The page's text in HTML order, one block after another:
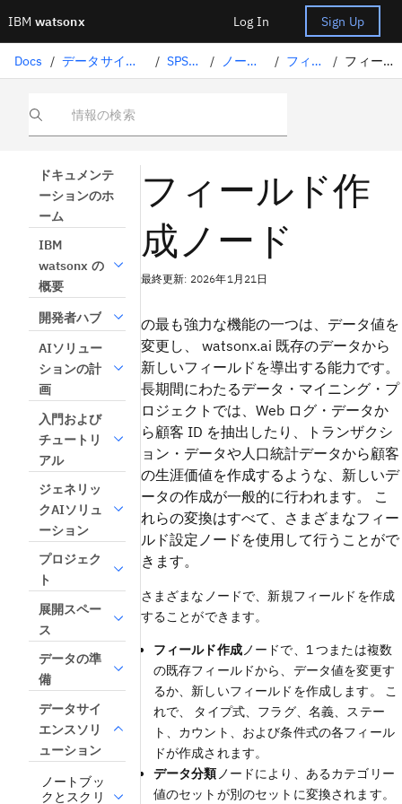
IBM watsonx Log In Sign Up
Docs / データサイエンスソリューション / SPSS Modeler / ノード・パレット / フィールド操作 / フィールド作成ノード
情報の検索
ドキュメンテ
ーションのホ
ーム
IBM
watsonx の
概要
開発者ハブ
AIソリュー
ションの計
画
入門および
チュートリ
アル
ジェネリッ
クAIソリュ
ーション
プロジェク
ト
展開スペー
ス
データの準
備
データサイ
エンスソリ
ューション
ノートブッ
クとスクリ
フィールド作
成ノード
最終更新: 2026年1月21日
の最も強力な機能の一つは、データ値を
変更し、 watsonx.ai 既存のデータから
新しいフィールドを導出する能力です。
長期間にわたるデータ・マイニング・プ
ロジェクトでは、Web ログ・データか
ら顧客 ID を抽出したり、トランザクシ
ョン・データや人口統計データから顧客
の生涯価値を作成するような、新しいデ
ータの作成が一般的に行われます。 こ
れらの変換はすべて、さまざまなフィー
ルド設定ノードを使用して行うことがで
きます。
さまざまなノードで、新規フィールドを作成
することができます。
フィールド作成ノードで、1 つまたは複数
の既存フィールドから、データ値を変更す
るか、新しいフィールドを作成します。 こ
れで、 タイプ式、フラグ、名義、ステー
ト、カウント、および条件式の各フィール
ドが作成されます。
データ分類 ノードにより、あるカテゴリー
値のセットが別のセットに変換されます。